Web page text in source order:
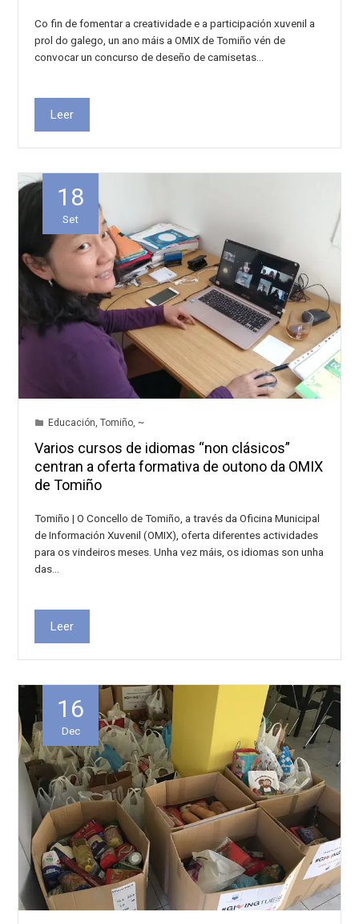
Co fin de fomentar a creatividade e a participación xuvenil a
prol do galego, un ano máis a OMIX de Tomiño vén de
convocar un concurso de deseño de camisetas…
Leer
18
Set
Educación,Tomiño, ~
Varios cursos de idiomas “non clásicos”
centran a oferta formativa de outono da OMIX
de Tomiño
Tomiño | O Concello de Tomiño, a través da Oficina Municipal
de Información Xuvenil (OMIX), oferta diferentes actividades
para os vindeiros meses. Unha vez máis, os idiomas son unha
das…
Leer
16
Dec